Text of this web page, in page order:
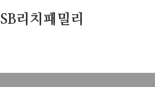
SB리치패밀리